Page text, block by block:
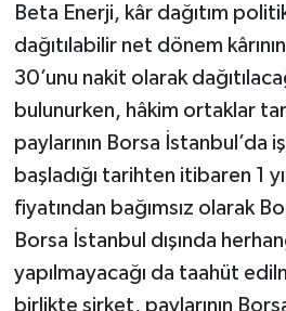
Beta Enerji, kâr dağıtım
dağıtılabilir net dönem
30’unu nakit olarak
bulunurken, hâkim ortaklar
paylarının Borsa İstanbul’da
başladığı tarihten itibaren 1
fiyatından bağımsız olarak
Borsa İstanbul dışında
yapılmayacağı da taahüt
birlikte şirket, paylarının